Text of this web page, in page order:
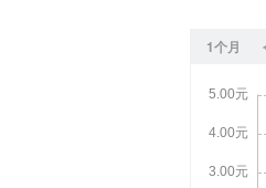
1个月